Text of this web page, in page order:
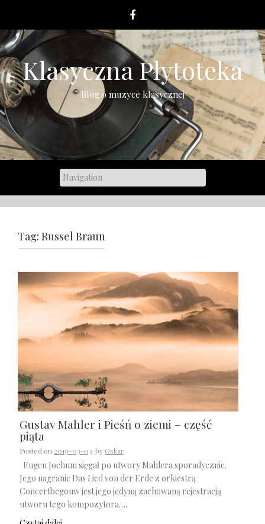
content
Klasyczna Płytoteka
Blog o muzyce klasycznej
Tag: Russel Braun
Gustav Mahler i Pieśń o ziemi – część
piąta
Posted on 2019-03-03 by Oskar
Eugen Jochum sięgał po utwory Mahlera sporadycznie.
Jego nagranie Das Lied von der Erde z orkiestrą
Concertbegouw jest jego jedyną zachowaną rejestracją
utworu tego kompozytora….